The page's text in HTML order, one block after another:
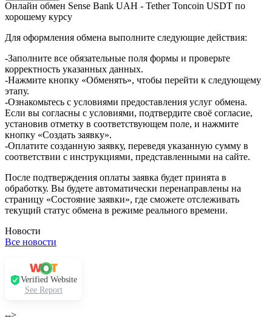
Онлайн обмен Sense Bank UAH - Tether Toncoin USDT по
хорошему курсу
Для оформления обмена выполните следующие действия:
-Заполните все обязательные поля формы и проверьте
корректность указанных данных.
-Нажмите кнопку «Обменять», чтобы перейти к следующему
этапу.
-Ознакомьтесь с условиями предоставления услуг обмена.
Если вы согласны с условиями, подтвердите своё согласие,
установив отметку в соответствующем поле, и нажмите
кнопку «Создать заявку».
-Оплатите созданную заявку, переведя указанную сумму в
соответствии с инструкциями, представленными на сайте.
После подтверждения оплаты заявка будет принята в
обработку. Вы будете автоматически перенаправлены на
страницу «Состояние заявки», где сможете отслеживать
текущий статус обмена в режиме реального времени.
Новости
Все новости
Verified Website
See Report